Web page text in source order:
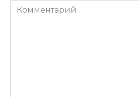
Комментарий